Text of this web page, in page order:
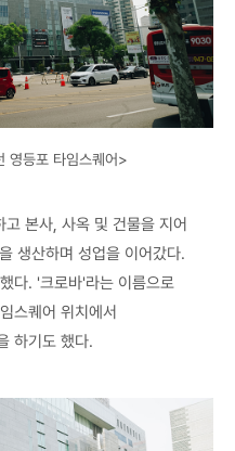
영등포 타임스퀘어>
본사, 사옥 및 건물을 지어
생산하며 성업을 이어갔다.
다. '크로바'라는 이름으로
스퀘어 위치에서
하기도 했다.